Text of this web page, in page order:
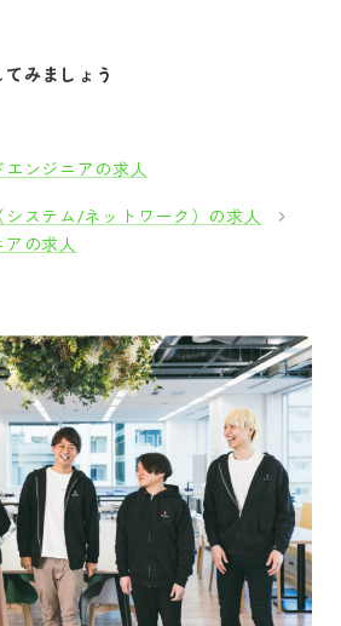
みましょう
ンジニアの求人
ステム/ネットワーク）の求人
の求人